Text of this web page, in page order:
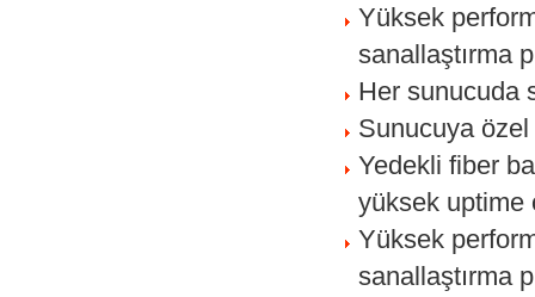
Yüksek
sanallaştırma
Her sunucuda
Sunucuya özel
Yedekli fiber
yüksek uptime
Yüksek
sanallaştırma